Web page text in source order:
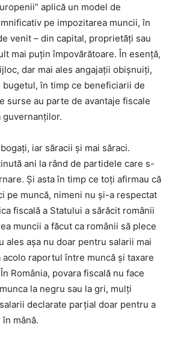
aplică un model de
pe impozitarea muncii, în
venit – din capital, proprietăți sau
mai puțin împovărătoare. În esență,
dar mai ales angajații obișnuiți,
în timp ce beneficiarii de
surse au parte de avantaje fiscale
iar săracii și mai săraci.
ani la rând de partidele care s-
Și asta în timp ce toți afirmau că
pe muncă, nimeni nu și-a respectat
fiscală a Statului a sărăcit românii
muncii a făcut ca românii să plece
ales așa nu doar pentru salarii mai
acolo raportul între muncă și taxare
România, povara fiscală nu face
la negru sau la gri, mulți
declarate parțial doar pentru a
mână.